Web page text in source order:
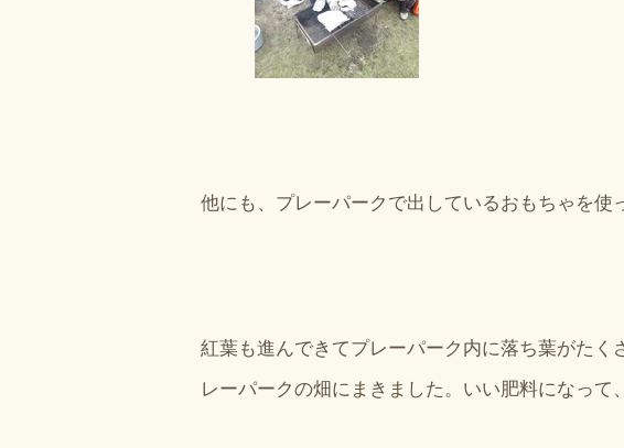
他にも、プレーパークで出しているおもちゃを使
紅葉も進んできてプレーパーク内に落ち葉がた
レーパークの畑にまきました。いい肥料になって